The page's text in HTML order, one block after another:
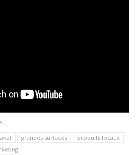
grandes surfaces
produits locaux